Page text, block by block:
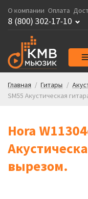
О компании Оплата
8 (800) 302-17-10
Главная / Гитары /
SM55 Акустическая
Hora
вырезом.